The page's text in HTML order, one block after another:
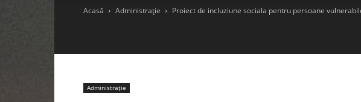
Acasă Administrație Proiect de incluziune sociala pentru persoane
Administrație